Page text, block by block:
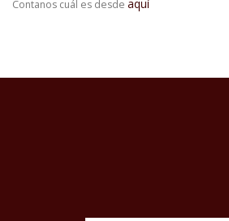
Contanos cuál es desde aquí